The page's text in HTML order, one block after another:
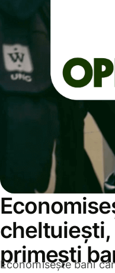
primești
Economisește bani